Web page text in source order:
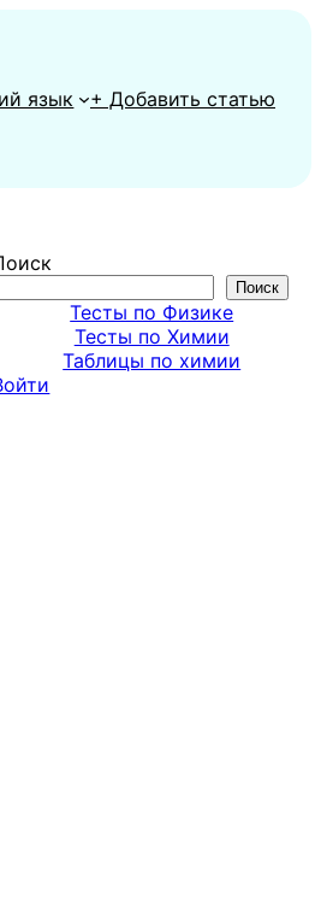
язык + Добавить статью
Поиск
Тесты по Физике
Тесты по Химии
Таблицы по химии